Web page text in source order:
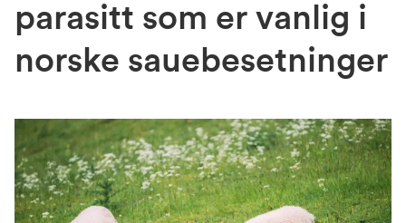
parasitt som er vanlig i
norske sauebesetninger